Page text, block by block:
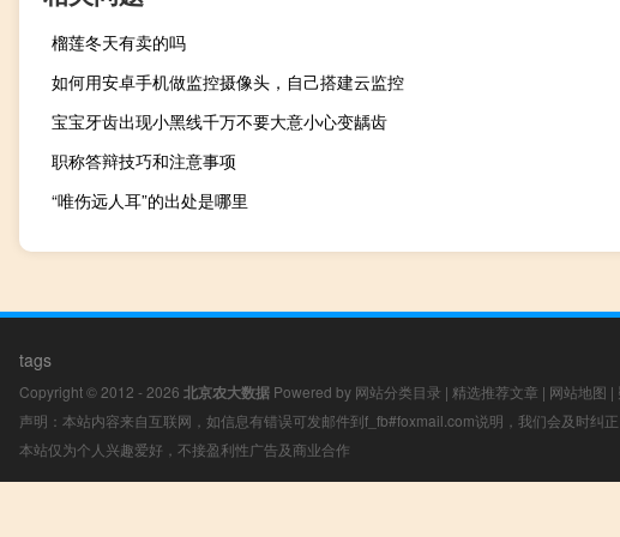
榴莲冬天有卖的吗
如何用安卓手机做监控摄像头，自己搭建云监控
宝宝牙齿出现小黑线千万不要大意小心变龋齿
职称答辩技巧和注意事项
“唯伤远人耳”的出处是哪里
tags
Copyright © 2012 - 2026 北京农大数据 Powered by 网站分类目录 | 精选推荐文章 | 网站地图 |
声明：本站内容来自互联网，如信息有错误可发邮件到f_fb#foxmail.com说明，我们会及时纠
本站仅为个人兴趣爱好，不接盈利性广告及商业合作